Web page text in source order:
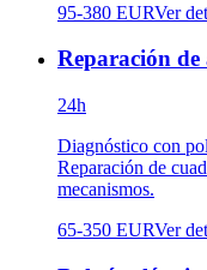
95-380 EURVer
Reparación de
24h
Diagnóstico con
Reparación de
mecanismos.
65-350 EURVer